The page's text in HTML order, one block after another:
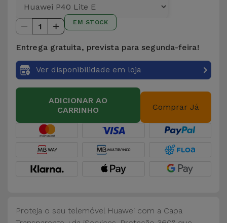
Outras
Marcas
Ver
tudo
para
Gadgets
Higiene
e Casa
Bolsas e
Malas
Localizadores
e Acessórios
Auto e
1 EM STOCK
Entrega gratuita, prevista para segunda-feira!
Ver disponibilidade em loja
ADICIONAR AO
CARRINHO
Comprar Já
Proteja o seu telemóvel Huawei com a Capa